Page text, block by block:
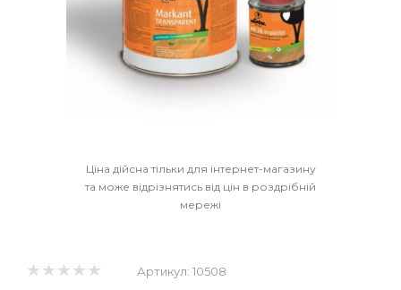
Ціна дійсна тільки для інтернет-магазину
та може відрізнятись від цін в роздрібній
мережі
Артикул: 10508